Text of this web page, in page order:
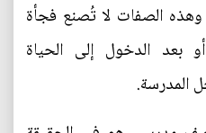
الصفات لا تُصنع فجأة
بعد الدخول إلى الحياة
المدرسة.